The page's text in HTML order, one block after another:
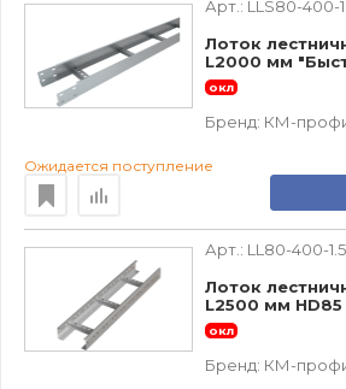
Арт.: LLS80-400-
Лоток
L2000 мм
окл
Бренд: КМ-
Ожидается поступление
Арт.: LL80-400-
Лоток
L2500 мм HD85
окл
Бренд: КМ-